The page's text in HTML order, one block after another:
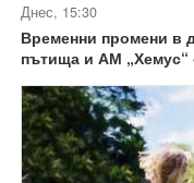
Днес, 15:30
Временни промени в
пътища и АМ „Хемус“